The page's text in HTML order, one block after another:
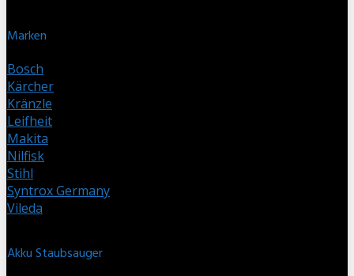
Marken
Bosch
Kärcher
Kränzle
Leifheit
Makita
Nilfisk
Stihl
Syntrox Germany
Vileda
Akku Staubsauger